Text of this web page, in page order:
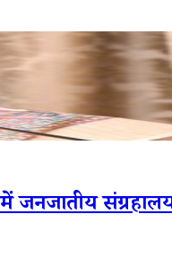
जनजातीय